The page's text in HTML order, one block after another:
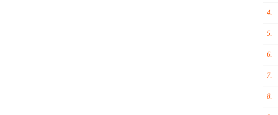
4.
5.
6.
7.
8.